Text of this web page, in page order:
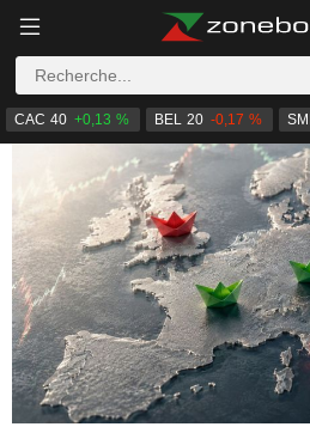
CAC 40 +0,13 % BEL 20 -0,17 % SMI